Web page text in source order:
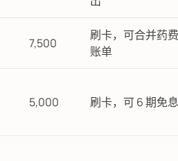
7,500
刷卡，可合并药费
账单
5,000 刷卡，可 6 期免息